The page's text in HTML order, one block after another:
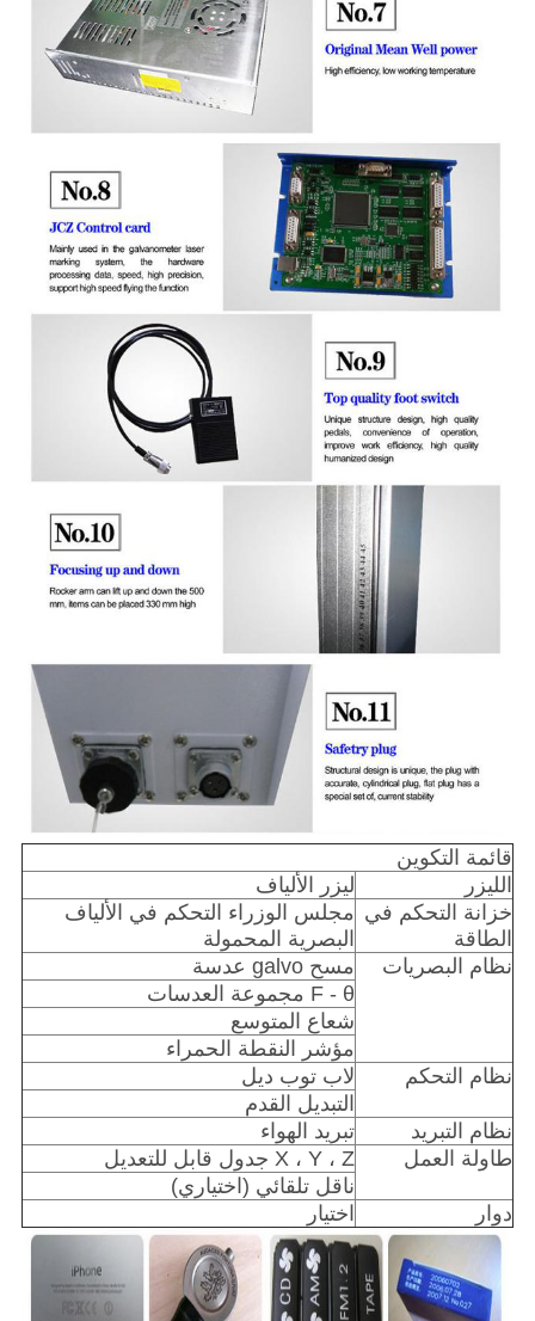
قائمة التكوين
الليزر
ليزر الألياف
خزانة التحكم في
الطاقة
مجلس الوزراء التحكم في الألياف
البصرية المحمولة
نظام البصريات
مسح galvo عدسة
F - θ مجموعة العدسات
شعاع المتوسع
مؤشر النقطة الحمراء
نظام التحكم
لاب توب ديل
التبديل القدم
نظام التبريد
تبريد الهواء
طاولة العمل
X ، Y ، Z جدول قابل للتعديل
ناقل تلقائي (اختياري)
دوار
اختيار